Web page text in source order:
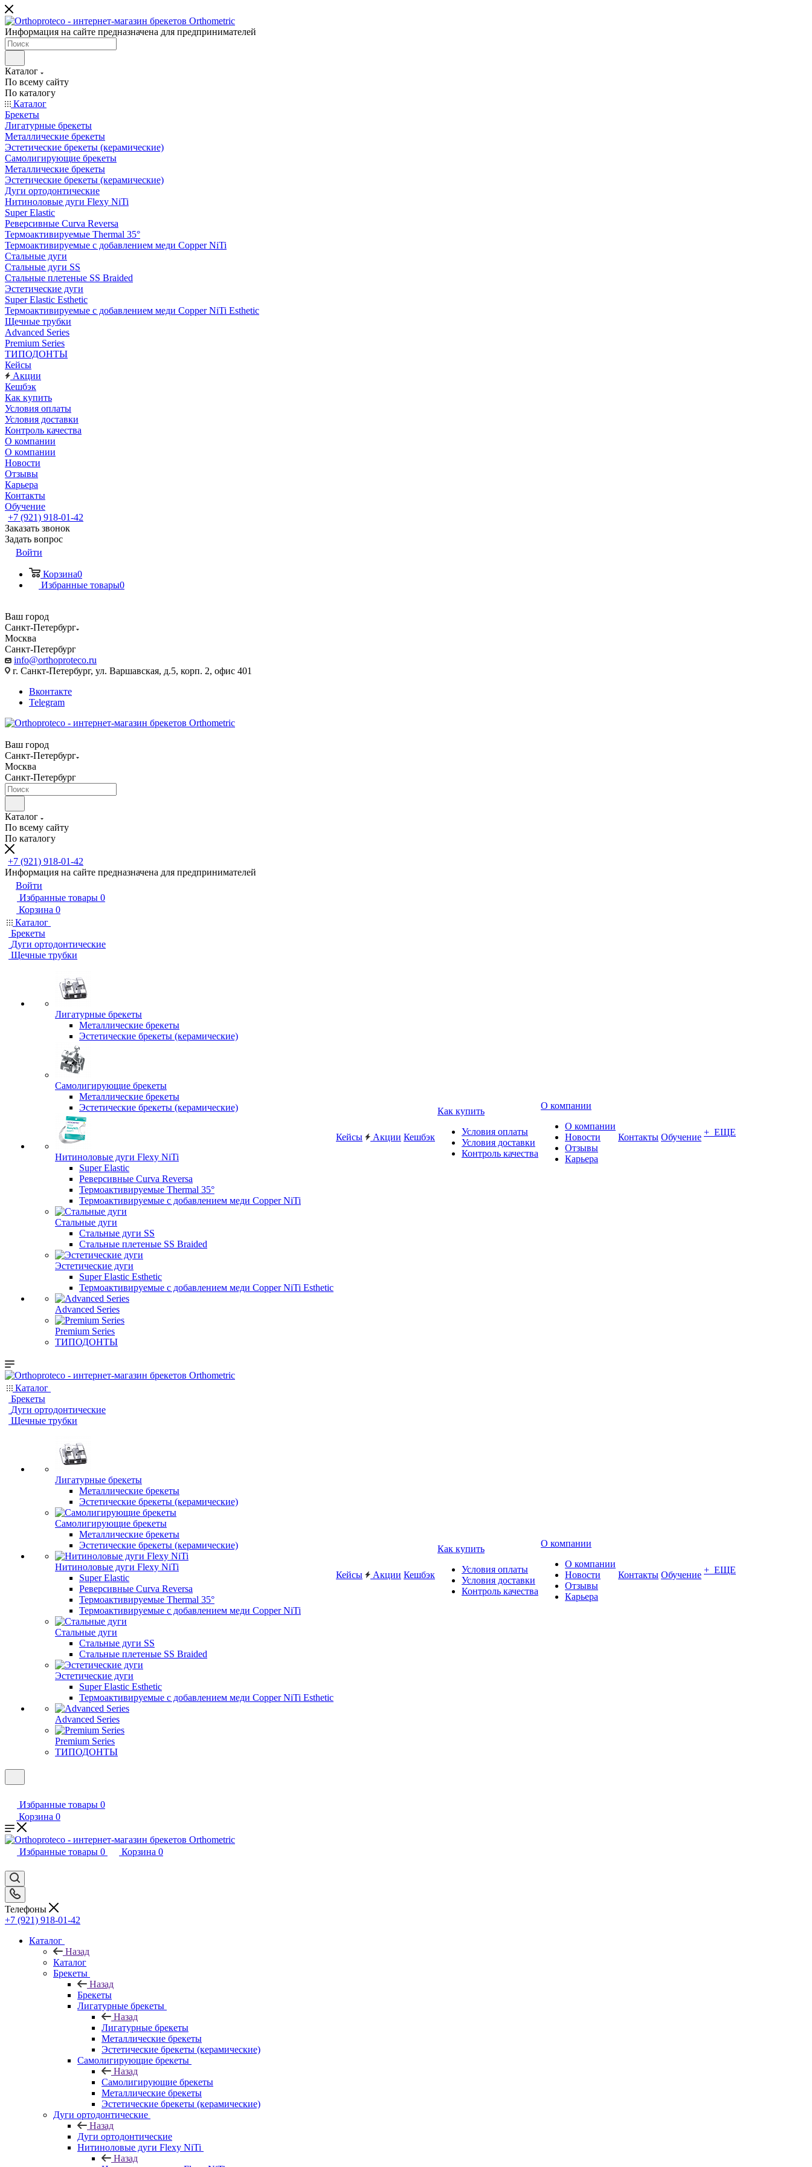
Информация на сайте предназначена для предпринимателей
Каталог
По всему сайту
По каталогу
Каталог
Брекеты
Лигатурные брекеты
Металлические брекеты
Эстетические брекеты (керамические)
Самолигирующие брекеты
Металлические брекеты
Эстетические брекеты (керамические)
Дуги ортодонтические
Нитиноловые дуги Flexy NiTi
Super Elastic
Реверсивные Curva Reversa
Термоактивируемые Thermal 35°
Термоактивируемые с добавлением меди Copper NiTi
Стальные дуги
Стальные дуги SS
Стальные плетеные SS Braided
Эстетические дуги
Super Elastic Esthetic
Термоактивируемые с добавлением меди Copper NiTi Esthetic
Щечные трубки
Advanced Series
Premium Series
ТИПОДОНТЫ
Кейсы
Акции
Кешбэк
Как купить
Условия оплаты
Условия доставки
Контроль качества
О компании
О компании
Новости
Отзывы
Карьера
Контакты
Обучение
+7 (921) 918-01-42
Заказать звонок
Задать вопрос
Войти
Корзина0
Избранные товары0
Ваш город
Санкт-Петербург
Москва
Санкт-Петербург
info@orthoproteco.ru
г. Санкт-Петербург, ул. Варшавская, д.5, корп. 2, офис 401
Вконтакте
Telegram
Ваш город
Санкт-Петербург
Москва
Санкт-Петербург
Каталог
По всему сайту
По каталогу
+7 (921) 918-01-42
Информация на сайте предназначена для предпринимателей
Войти
Избранные товары 0
Корзина 0
Каталог
Брекеты
Дуги ортодонтические
Щечные трубки
Лигатурные брекеты
Металлические брекеты
Эстетические брекеты (керамические)
Самолигирующие брекеты
Металлические брекеты
Эстетические брекеты (керамические)
Нитиноловые дуги Flexy NiTi
Super Elastic
Реверсивные Curva Reversa
Термоактивируемые Thermal 35°
Термоактивируемые с добавлением меди Copper NiTi
Стальные дуги
Стальные дуги SS
Стальные плетеные SS Braided
Эстетические дуги
Super Elastic Esthetic
Термоактивируемые с добавлением меди Copper NiTi Esthetic
Advanced Series
Premium Series
ТИПОДОНТЫ
Кейсы Акции Кешбэк
Как купить
Условия оплаты
Условия доставки
Контроль качества
О компании
О компании
Новости
Отзывы
Карьера
Контакты Обучение + ЕЩЕ
Каталог
Брекеты
Дуги ортодонтические
Щечные трубки
Лигатурные брекеты
Металлические брекеты
Эстетические брекеты (керамические)
Самолигирующие брекеты
Металлические брекеты
Эстетические брекеты (керамические)
Нитиноловые дуги Flexy NiTi
Super Elastic
Реверсивные Curva Reversa
Термоактивируемые Thermal 35°
Термоактивируемые с добавлением меди Copper NiTi
Стальные дуги
Стальные дуги SS
Стальные плетеные SS Braided
Эстетические дуги
Super Elastic Esthetic
Термоактивируемые с добавлением меди Copper NiTi Esthetic
Advanced Series
Premium Series
ТИПОДОНТЫ
Кейсы Акции Кешбэк
Как купить
Условия оплаты
Условия доставки
Контроль качества
О компании
О компании
Новости
Отзывы
Карьера
Контакты Обучение + ЕЩЕ
Избранные товары 0
Корзина 0
Избранные товары 0 Корзина 0
Телефоны
+7 (921) 918-01-42
Каталог
Назад
Каталог
Брекеты
Назад
Брекеты
Лигатурные брекеты
Назад
Лигатурные брекеты
Металлические брекеты
Эстетические брекеты (керамические)
Самолигирующие брекеты
Назад
Самолигирующие брекеты
Металлические брекеты
Эстетические брекеты (керамические)
Дуги ортодонтические
Назад
Дуги ортодонтические
Нитиноловые дуги Flexy NiTi
Назад